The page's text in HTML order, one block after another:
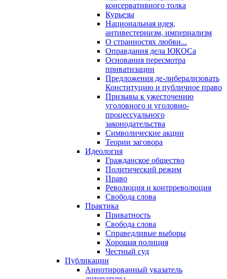
консервативного толка
Курьезы
Национальная идея,
антивестернизм, империализм
О странностях любви...
Оправдания дела ЮКОСа
Основания пересмотра
приватизации
Предложения де-либерализовать
Конституцию и публичное право
Призывы к ужесточению
уголовного и уголовно-
процессуального
законодательства
Символические акции
Теории заговора
Идеология
Гражданское общество
Политический режим
Право
Революция и контрреволюция
Свобода слова
Практика
Приватность
Свобода слова
Справедливые выборы
Хорошая полиция
Честный суд
Публикации
Аннотированный указатель